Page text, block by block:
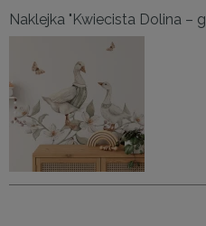
Naklejka "Kwiecista Dolina –